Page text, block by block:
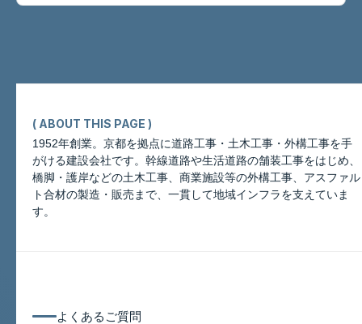
このページについて
( ABOUT THIS PAGE )
1952年創業。京都を拠点に道路工事・土木工事・外構工事を手
がける建設会社です。幹線道路や生活道路の舗装工事をはじめ、
橋脚・護岸などの土木工事、商業施設等の外構工事、アスファル
ト合材の製造・販売まで、一貫して地域インフラを支えていま
す。
よくあるご質問